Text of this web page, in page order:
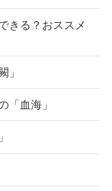
きる？おススメ
」
「血海」